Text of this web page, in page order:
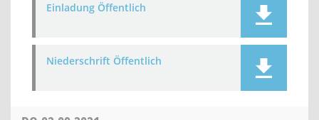
Einladung Öffentlich
Niederschrift Öffentlich